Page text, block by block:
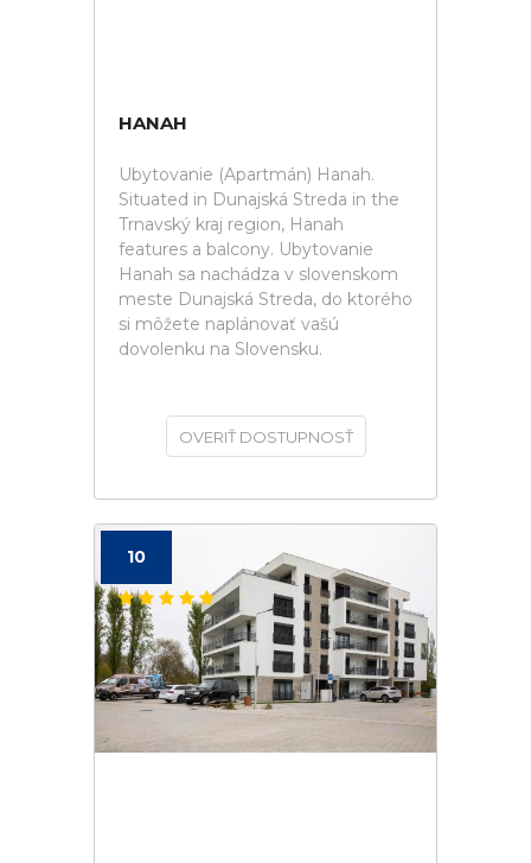
HANAH
Ubytovanie (Apartmán) Hanah.
Situated in Dunajská Streda in the
Trnavský kraj region, Hanah
features a balcony. Ubytovanie
Hanah sa nachádza v slovenskom
meste Dunajská Streda, do ktorého
si môžete naplánovať vašú
dovolenku na Slovensku.
OVERIŤ DOSTUPNOSŤ
10